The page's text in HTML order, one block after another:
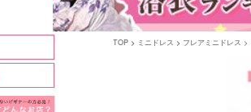
TOP ミニドレス フレアミニドレス